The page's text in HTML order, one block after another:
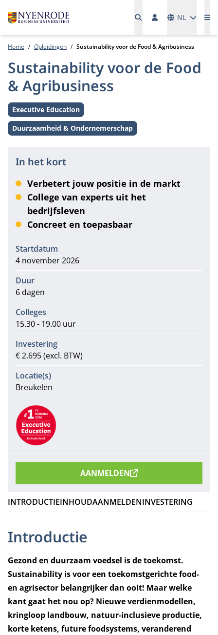
NL
Home Opleidingen Sustainability voor de Food & Agribusiness
Sustainability voor de Food
& Agribusiness
Level:
Executive Education
Thema:
Duurzaamheid & Ondernemerschap
In het kort
Verbetert jouw positie in de markt
College van experts uit het
bedrijfsleven
Concreet en toepasbaar
Informatie
Startdatum
4 november 2026
Duur
6 dagen
Colleges
15.30 - 19.00 uur
Investering
€ 2.695 (excl. BTW)
Locatie(s)
Breukelen
Aanbevelingen
AANMELDEN
INTRODUCTIEINHOUDAANMELDENINVESTERING
Introductie
Gezond en duurzaam voedsel is de toekomst.
Sustainability is voor een toekomstgerichte food-
en agrisector belangrijker dan ooit! Maar welke
kant gaat het nou op? Nieuwe verdienmodellen,
kringloop landbouw, natuur-inclusieve productie,
korte ketens, future foodsystems, veranderend